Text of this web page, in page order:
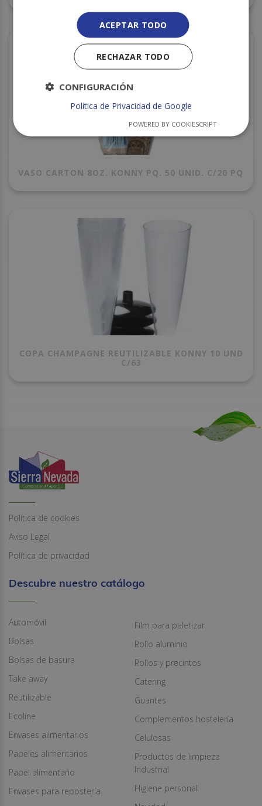
VASO CARTON 8OZ. KONNY PQ. 50 UNID. C/20 PQ
COPA CHAMPAGNE REUTILIZABLE KONNY 10 UND
C/63
Política de cookies
Aviso Legal
Política de privacidad
Descubre nuestro catálogo
Automóvil
Bolsas
Bolsas de basura
Take away
Reutilizable
Ecoline
Envases alimentarios
Papeles alimentarios
Papel alimentario
Envases para repostería
Film para paletizar
Rollo aluminio
Rollos y precintos
Catering
Guantes
Complementos hostelería
Celulosas
Productos de limpieza
Industrial
Higiene personal
ACEPTAR TODO
RECHAZAR TODO
CONFIGURACIÓN
Política de Privacidad de Google
POWERED BY COOKIESCRIPT